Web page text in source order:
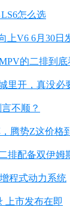
怎么选
上V6 6月30
的二排到
里开，真没必
不顺？
腾势Z这价格
排配备双伊姆
程式动力系统
上市发布在即